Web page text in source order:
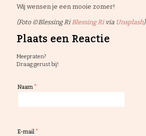
Wij wensen je een mooie zomer!
(Foto ©Blessing Ri Blessing Rivia Unsplash)
Plaats een Reactie
Meepraten?
Draag gerust bij!
Naam*
E-mail*